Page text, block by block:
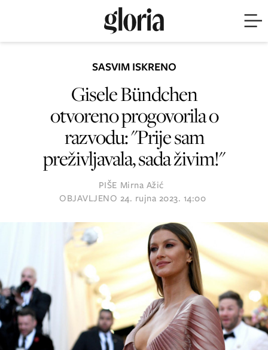
SASVIM ISKRENO
Gisele Bündchen
otvoreno progovorila o
razvodu: "Prije sam
preživljavala, sada živim!"
PIŠE Mirna Ažić
OBJAVLJENO 24. rujna 2023. 14:00